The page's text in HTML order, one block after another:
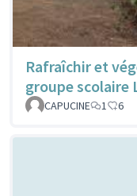
Rafraîchir et
groupe scolaire
CAPUCINE 1 6